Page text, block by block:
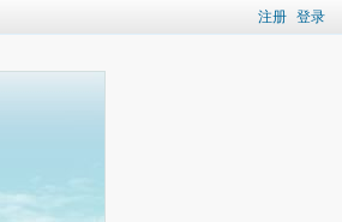
注册 登录